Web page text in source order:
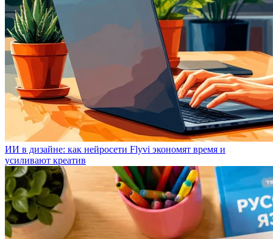
ИИ в дизайне: как нейросети Flyvi экономят время и
усиливают креатив